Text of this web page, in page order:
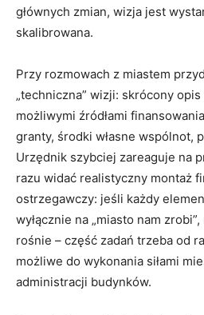
głównych zmian, wizja jest
skalibrowana.
Przy rozmowach z miastem
„techniczna” wizji: skrócony
możliwymi źródłami
granty, środki własne wspólnot,
Urzędnik szybciej zareaguje na
razu widać realistyczny montaż
ostrzegawczy: jeśli każdy
wyłącznie na „miasto nam
rośnie – część zadań trzeba od
możliwe do wykonania siłami
administracji budynków.